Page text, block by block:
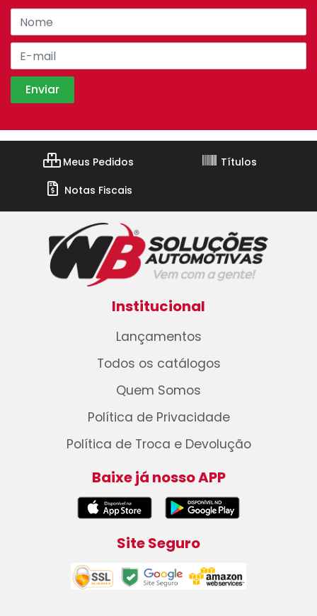
Meus Pedidos
Títulos
Notas Fiscais
Institucional
Lançamentos
Todos os catálogos
Quem Somos
Política de Privacidade
Política de Troca e Devolução
Baixe já nosso APP
Site Seguro